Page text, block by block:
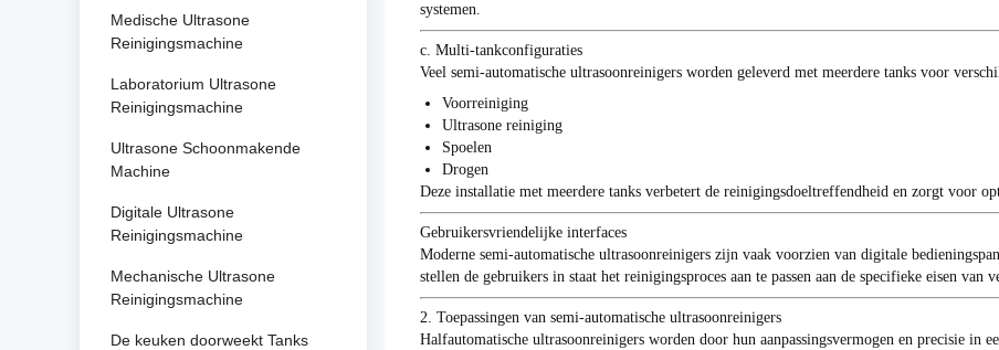
Medische Ultrasone
Reinigingsmachine
Laboratorium Ultrasone
Reinigingsmachine
Ultrasone Schoonmakende
Machine
Digitale Ultrasone
Reinigingsmachine
Mechanische Ultrasone
Reinigingsmachine
De keuken doorweekt Tanks
systemen.
c. Multi-tankconfiguraties
Veel semi-automatische ultrasoonreinigers worden geleverd met meerdere tanks voor
Voorreiniging
Ultrasone reiniging
Spoelen
Drogen
Deze installatie met meerdere tanks verbetert de reinigingsdoeltreffendheid en zorgt voor
Gebruikersvriendelijke interfaces
Moderne semi-automatische ultrasoonreinigers zijn vaak voorzien van digitale
stellen de gebruikers in staat het reinigingsproces aan te passen aan de specifieke eisen van
2. Toepassingen van semi-automatische ultrasoonreinigers
Halfautomatische ultrasoonreinigers worden door hun aanpassingsvermogen en precisie in